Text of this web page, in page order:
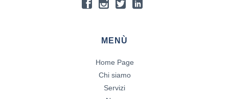
MENÙ
Home Page
Chi siamo
Servizi